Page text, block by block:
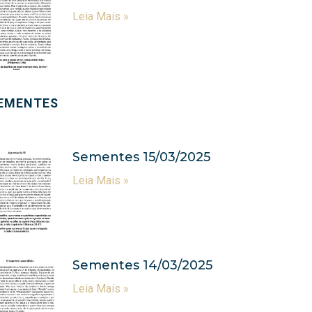
Leia Mais »
Sementes 15/03/2025
Leia Mais »
Sementes 14/03/2025
Leia Mais »